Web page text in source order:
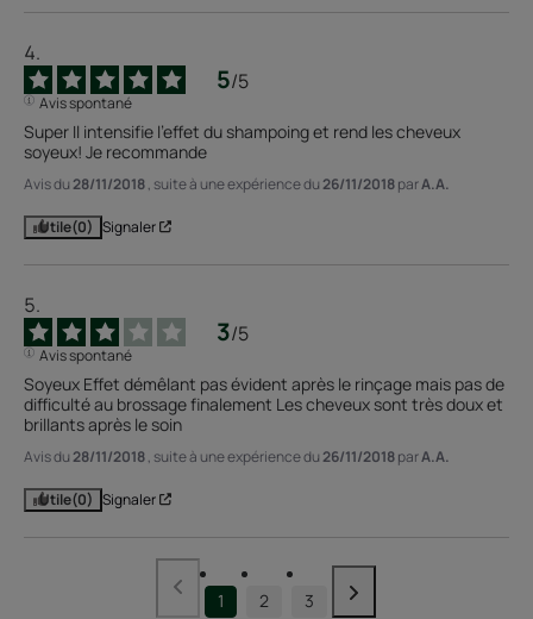
5/5
Avis spontané
Super Il intensifie l'effet du shampoing et rend les cheveux
soyeux! Je recommande
Avis du28/11/2018, suite à une expérience du26/11/2018parA.A.
Utile(0) Signaler
3/5
Avis spontané
Soyeux Effet démêlant pas évident après le rinçage mais pas de
difficulté au brossage finalement Les cheveux sont très doux et
brillants après le soin
Avis du28/11/2018, suite à une expérience du26/11/2018parA.A.
Utile(0) Signaler
1 2 3